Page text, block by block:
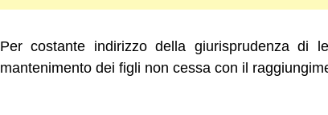
Per costante indirizzo della giurisprudenza di
mantenimento dei figli non cessa con il